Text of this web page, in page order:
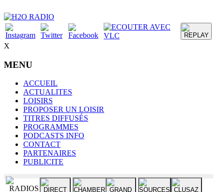
X
MENU
ACCUEIL
ACTUALITES
LOISIRS
PROPOSER UN LOISIR
TITRES DIFFUSÉS
PROGRAMMES
PODCASTS INFO
CONTACT
PARTENAIRES
PUBLICITE